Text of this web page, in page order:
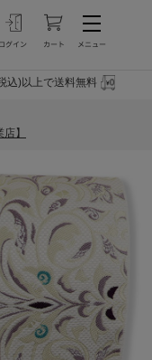
込)以上で送料無料
】